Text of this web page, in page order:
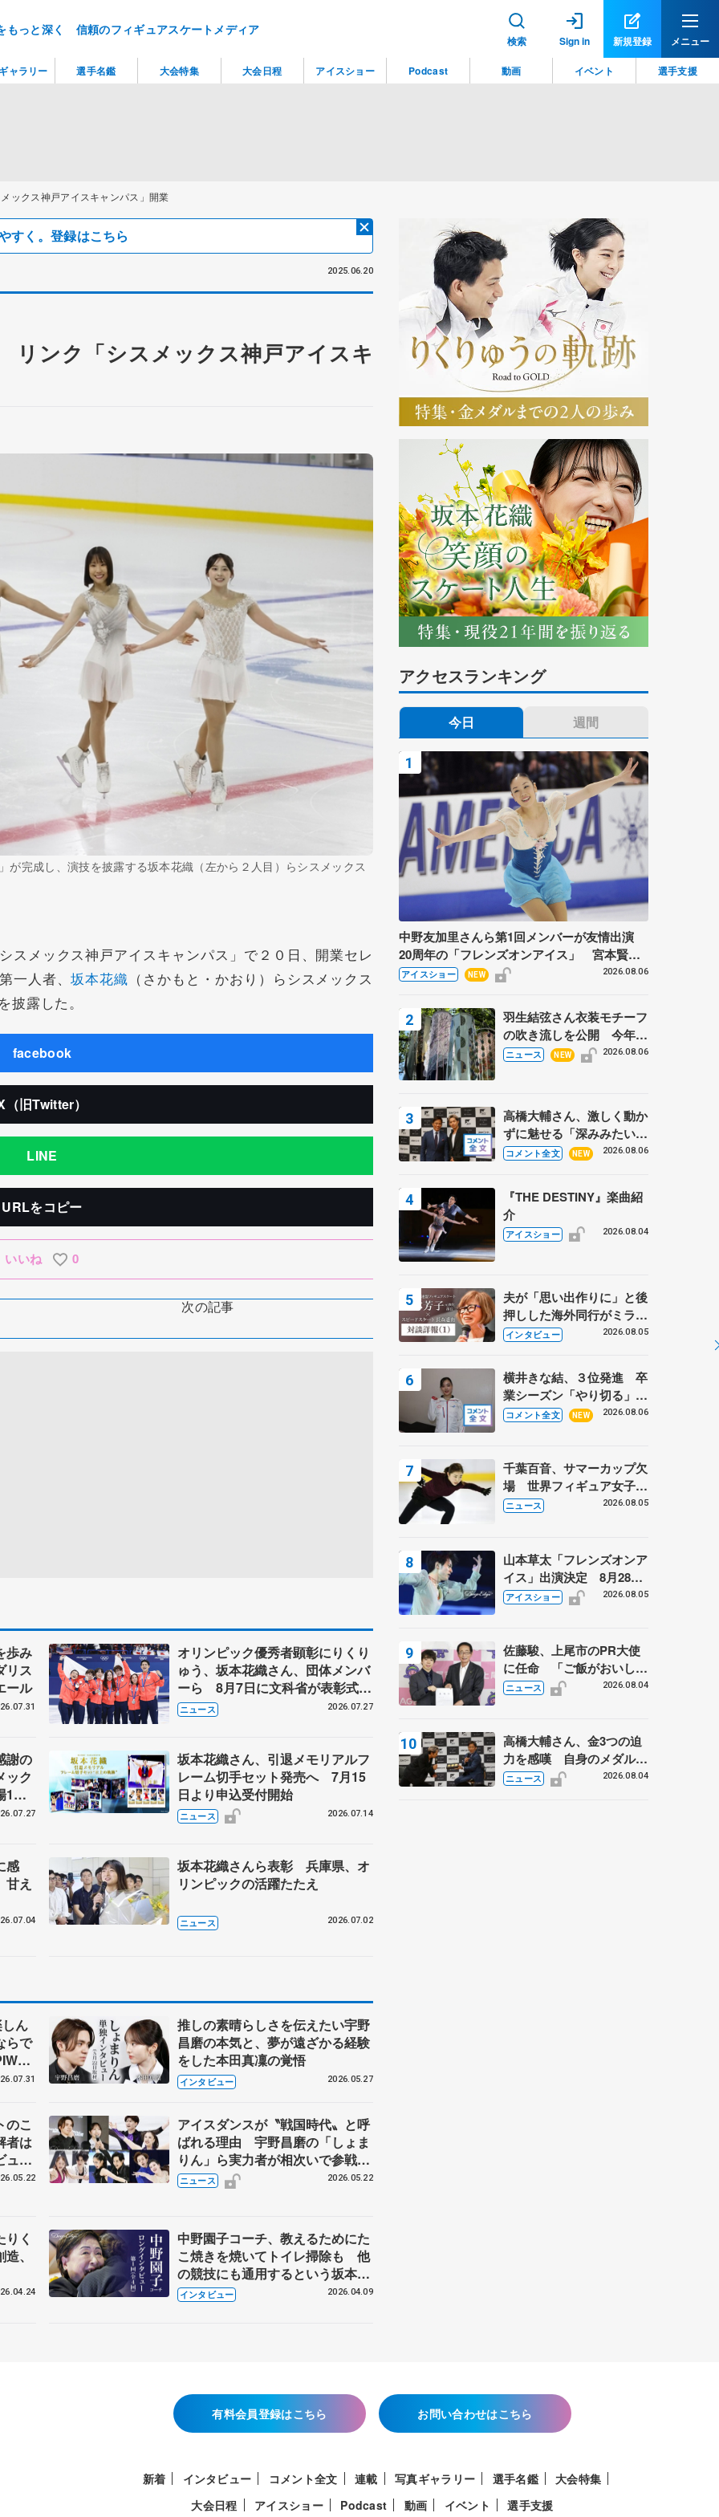
もっと深く 信頼のフィギュアスケートメディア
検索 Sign in 新規登録 メニュー
ックス神戸アイスキャンパス」開業
すく。登録はこちら
2025.06.20
ンク「シスメックス神戸アイスキ
完成し、演技を披露する坂本花織（左から２人目）らシスメックス
メックス神戸アイスキャンパス」で２０日、開業セレ
一人者、坂本花織 （さかもと・かおり）らシスメックス
露した。
facebook
（旧Twitter）
LINE
URLをコピー
いいね 0
次の記事
歩み
リス
ール
オリンピック優秀者顕彰にりくり
ゅう、坂本花織さん、団体メンバ
ーら 8月7日に文科省が表彰式、
ブルーノ・マルコット、中野園子
らコーチも
ニュース 2026.07.27
謝の
ック
1周
坂本花織さん、引退メモリアルフ
レーム切手セット発売へ 7月15
日より申込受付開始
ニュース 2026.07.14
感
え
坂本花織さんら表彰 兵庫県、オ
リンピックの活躍たたえ
ニュース 2026.07.02
ん
らで
前
推しの素晴らしさを伝えたい宇野
昌磨の本気と、夢が遠ざかる経験
をした本田真凜の覚悟
インタビュー 2026.05.27
のこ
者は
ュー
人、
アイスダンスが〝戦国時代〟と呼
ばれる理由 宇野昌磨の「しょま
りん」ら実力者が相次いで参戦
国内の競争激化
ニュース 2026.05.22
く
、
中野園子コーチ、教えるためにた
こ焼きを焼いてトイレ掃除も 他
の競技にも通用するという坂本花
織の筋肉
インタビュー 2026.04.09
アクセスランキング
今日 週間
中野友加里さんら第1回メンバーが友情出演
20周年の「フレンズオンアイス」 宮本賢二
さん、有川梨絵さん、田村岳斗さんも
アイスショー NEW 2026.08.06
羽生結弦さん衣装モチーフ
の吹き流しを公開 今年は
「春よ、来い」、仙台の瑞
ニュース NEW 2026.08.06
高橋大輔さん、激しく動か
ずに魅せる「深みみたいな
ものは出てきている？」
あい
コメント全文 NEW 2026.08.06
『THE DESTINY』楽曲紹
介
アイスショー 2026.08.04
夫が「思い出作りに」と後
押しした海外同行がミラノ
まで… 繁華街のリンクで
に 小林芳子さんが振り返
るスケート人生
インタビュー 2026.08.05
横井きな結、３位発進 卒
業シーズン「やり切る」
【みなとアクルス杯SP】
コメント全文 NEW 2026.08.06
千葉百音、サマーカップ欠
場 世界フィギュア女子2
位
ニュース 2026.08.05
山本草太「フレンズオンア
イス」出演決定 8月28日
（金）2公演のみ 荒川静
アイスショー 2026.08.05
佐藤駿、上尾市のPR大使
に任命 「ご飯がおいし
く、住みやすいのが魅力」
ニュース 2026.08.04
高橋大輔さん、金3つの迫
力を感嘆 自身のメダルは
「どちらに？」 〝リス兄
ニュース 2026.08.04
有料会員登録はこちら お問い合わせはこちら
新着 インタビュー コメント全文 連載 写真ギャラリー 選手名鑑
大会特集
大会日程
アイスショー Podcast 動画 イベント 選手支援
ャラリー 選手名鑑 大会特集 大会日程 アイスショー Podcast 動画 イベント 選手支援